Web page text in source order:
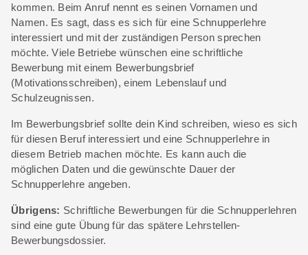
kommen. Beim Anruf nennt es seinen Vornamen und
Namen. Es sagt, dass es sich für eine Schnupperlehre
interessiert und mit der zuständigen Person sprechen
möchte. Viele Betriebe wünschen eine schriftliche
Bewerbung mit einem Bewerbungsbrief
(Motivationsschreiben), einem Lebenslauf und
Schulzeugnissen.
Im Bewerbungsbrief sollte dein Kind schreiben, wieso es sich
für diesen Beruf interessiert und eine Schnupperlehre in
diesem Betrieb machen möchte. Es kann auch die
möglichen Daten und die gewünschte Dauer der
Schnupperlehre angeben.
Übrigens: Schriftliche Bewerbungen für die Schnupperlehren
sind eine gute Übung für das spätere Lehrstellen-
Bewerbungsdossier.